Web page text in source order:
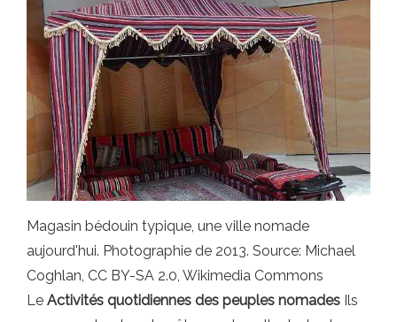
Magasin bédouin typique, une ville nomade
aujourd'hui. Photographie de 2013. Source: Michael
Coghlan, CC BY-SA 2.0, Wikimedia Commons
Le Activités quotidiennes des peuples nomades Ils